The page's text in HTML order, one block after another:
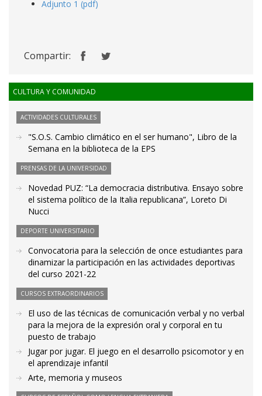
Adjunto 1 (pdf)
Compartir:
CULTURA Y COMUNIDAD
ACTIVIDADES CULTURALES
"S.O.S. Cambio climático en el ser humano", Libro de la
Semana en la biblioteca de la EPS
PRENSAS DE LA UNIVERSIDAD
Novedad PUZ: “La democracia distributiva. Ensayo sobre
el sistema político de la Italia republicana”, Loreto Di
Nucci
DEPORTE UNIVERSITARIO
Convocatoria para la selección de once estudiantes para
dinamizar la participación en las actividades deportivas
del curso 2021-22
CURSOS EXTRAORDINARIOS
El uso de las técnicas de comunicación verbal y no verbal
para la mejora de la expresión oral y corporal en tu
puesto de trabajo
Jugar por jugar. El juego en el desarrollo psicomotor y en
el aprendizaje infantil
Arte, memoria y museos